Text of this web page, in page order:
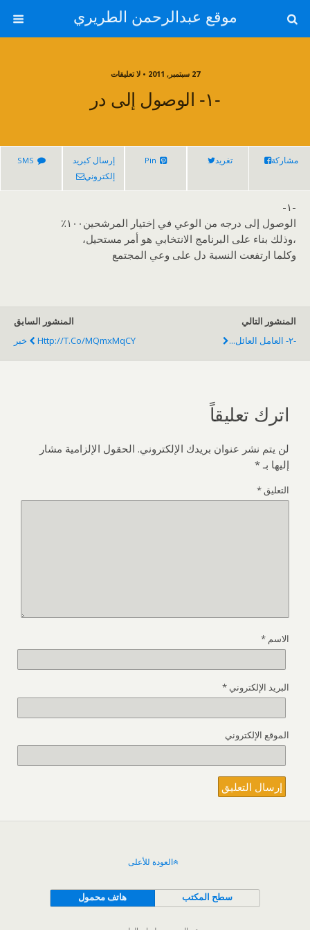
موقع عبدالرحمن الطريري
27 سبتمبر, 2011 • لا تعليقات
-١- الوصول إلى در
مشاركة تغريد Pin
إرسال كبريد
إلكتروني
SMS
-١-
الوصول إلى درجه من الوعي في إختيار المرشحين١٠٠٪
،وذلك بناء على البرنامج الانتخابي هو أمر مستحيل،
وكلما ارتفعت النسبة دل على وعي المجتمع
المنشور السابق
Http://t.co/mQmxMqCY خبر
المنشور التالي
-٢- العامل العائل...
اترك تعليقاً
لن يتم نشر عنوان بريدك الإلكتروني. الحقول الإلزامية مشار
إليها بـ*
التعليق*
الاسم *
البريد الإلكتروني *
الموقع الإلكتروني
العودة للأعلى
هاتف محمول سطح المكتب